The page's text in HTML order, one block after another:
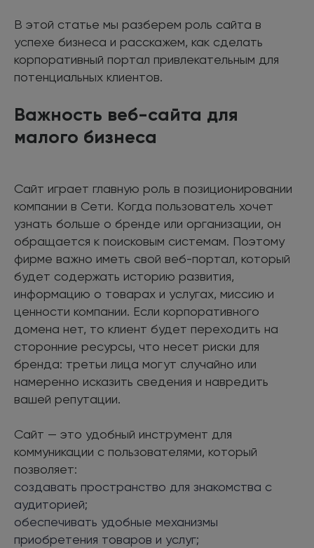
В этой статье мы разберем роль сайта в
успехе бизнеса и расскажем, как сделать
корпоративный портал привлекательным для
потенциальных клиентов.
Важность веб-сайта для
малого бизнеса
Сайт играет главную роль в позиционировании
компании в Сети. Когда пользователь хочет
узнать больше о бренде или организации, он
обращается к поисковым системам. Поэтому
фирме важно иметь свой веб-портал, который
будет содержать историю развития,
информацию о товарах и услугах, миссию и
ценности компании. Если корпоративного
домена нет, то клиент будет переходить на
сторонние ресурсы, что несет риски для
бренда: третьи лица могут случайно или
намеренно исказить сведения и навредить
вашей репутации.
Сайт — это удобный инструмент для
коммуникации с пользователями, который
позволяет:
создавать пространство для знакомства с
аудиторией;
обеспечивать удобные механизмы
приобретения товаров и услуг;